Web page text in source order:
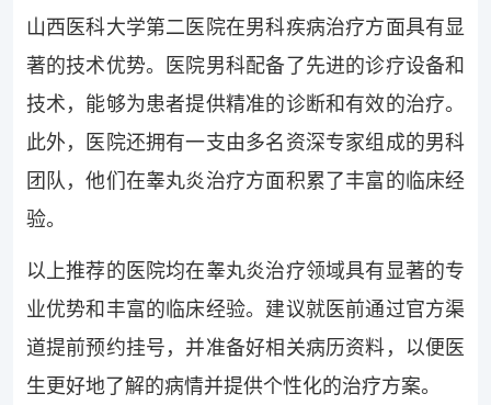
山西医科大学第二医院在男科疾病治疗方面具有显
著的技术优势。医院男科配备了先进的诊疗设备和
技术，能够为患者提供精准的诊断和有效的治疗。
此外，医院还拥有一支由多名资深专家组成的男科
团队，他们在睾丸炎治疗方面积累了丰富的临床经
验。
以上推荐的医院均在睾丸炎治疗领域具有显著的专
业优势和丰富的临床经验。建议就医前通过官方渠
道提前预约挂号，并准备好相关病历资料，以便医
生更好地了解的病情并提供个性化的治疗方案。